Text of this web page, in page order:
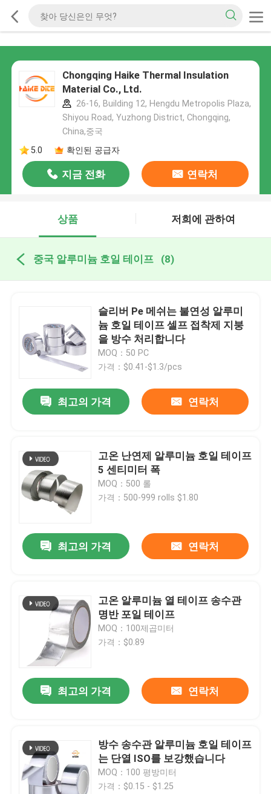
Chongqing Haike Thermal Insulation
Material Co., Ltd.
26-16, Building 12, Hengdu Metropolis Plaza,
Shiyou Road, Yuzhong District, Chongqing,
China,중국
5.0
확인된 공급자
지금 전화 연락처
상품 저희에 관하여
중국 알루미늄 호일 테이프 (8)
슬리버 Pe 메쉬는 불연성 알루미
늄 호일 테이프 셀프 접착제 지붕
을 방수 처리합니다
MOQ：50 PC
가격：$0.41-$1.3/pcs
최고의 가격 연락처
고온 난연제 알루미늄 호일 테이프
5 센티미터 폭
MOQ：500 롤
가격：500-999 rolls $1.80
최고의 가격 연락처
고온 알루미늄 열 테이프 송수관
명반 포일 테이프
MOQ：100제곱미터
가격：$0.89
최고의 가격 연락처
방수 송수관 알루미늄 호일 테이프
는 단열 ISO를 보강했습니다
MOQ：100 평방미터
가격：$0.15 - $1.25